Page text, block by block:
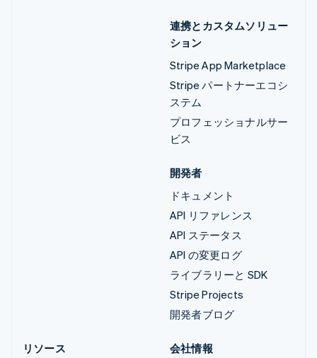
連携とカスタムソリュー
ション
Stripe App Marketplace
Stripe パートナーエコシ
ステム
プロフェッショナルサー
ビス
開発者
ドキュメント
API リファレンス
API ステータス
API の変更ログ
ライブラリーと SDK
Stripe Projects
開発者ブログ
リソース
会社情報